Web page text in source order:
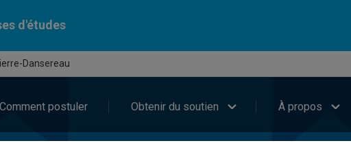
d'études
Dansereau
Comment postuler Obtenir du soutien À propos